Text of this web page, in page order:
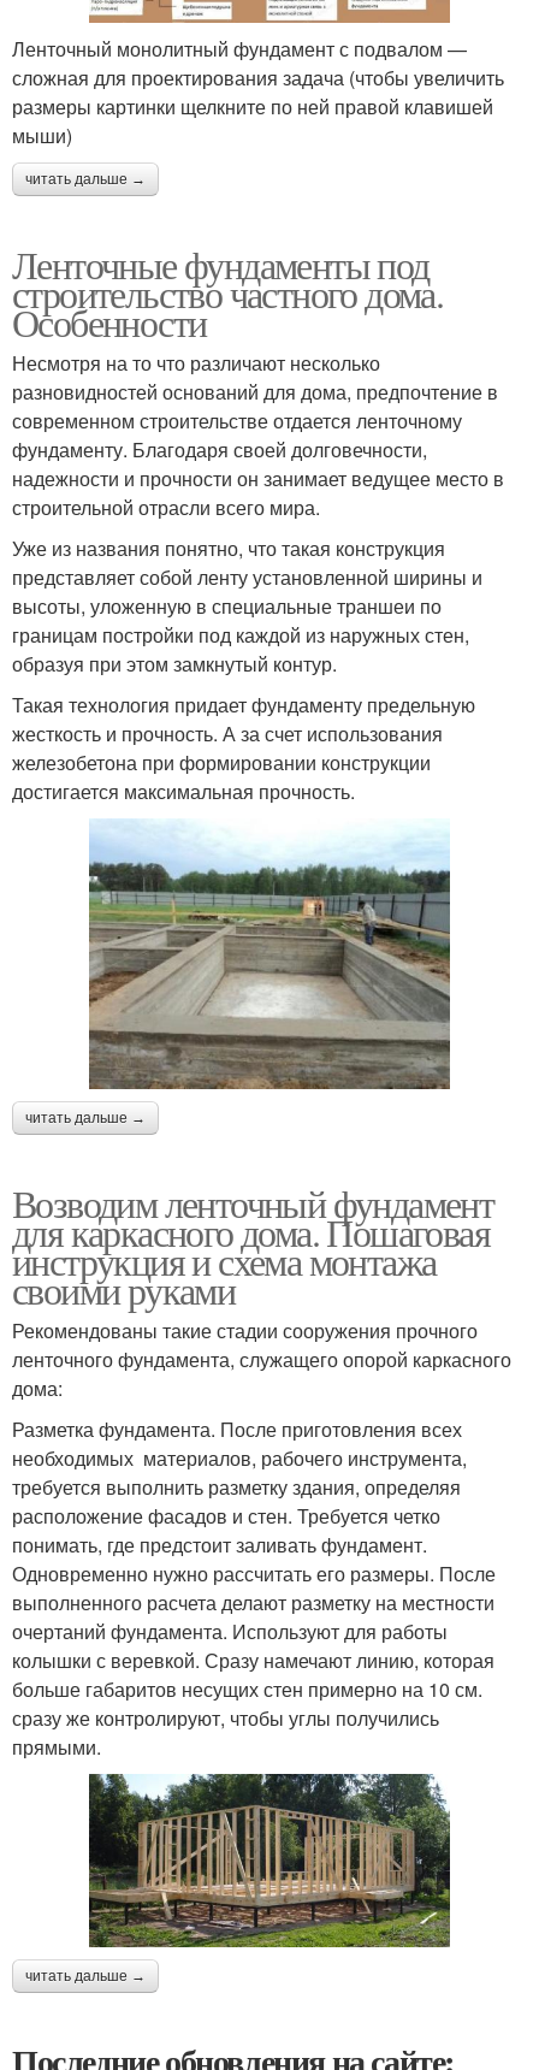
Ленточный монолитный фундамент с подвалом —
сложная для проектирования задача (чтобы увеличить
размеры картинки щелкните по ней правой клавишей
мыши)
читать дальше →
Ленточные фундаменты под
строительство частного дома.
Особенности
Несмотря на то что различают несколько
разновидностей оснований для дома, предпочтение в
современном строительстве отдается ленточному
фундаменту. Благодаря своей долговечности,
надежности и прочности он занимает ведущее место в
строительной отрасли всего мира.
Уже из названия понятно, что такая конструкция
представляет собой ленту установленной ширины и
высоты, уложенную в специальные траншеи по
границам постройки под каждой из наружных стен,
образуя при этом замкнутый контур.
Такая технология придает фундаменту предельную
жесткость и прочность. А за счет использования
железобетона при формировании конструкции
достигается максимальная прочность.
читать дальше →
Возводим ленточный фундамент
для каркасного дома. Пошаговая
инструкция и схема монтажа
своими руками
Рекомендованы такие стадии сооружения прочного
ленточного фундамента, служащего опорой каркасного
дома:
Разметка фундамента. После приготовления всех
необходимых материалов, рабочего инструмента,
требуется выполнить разметку здания, определяя
расположение фасадов и стен. Требуется четко
понимать, где предстоит заливать фундамент.
Одновременно нужно рассчитать его размеры. После
выполненного расчета делают разметку на местности
очертаний фундамента. Используют для работы
колышки с веревкой. Сразу намечают линию, которая
больше габаритов несущих стен примерно на 10 см.
сразу же контролируют, чтобы углы получились
прямыми.
читать дальше →